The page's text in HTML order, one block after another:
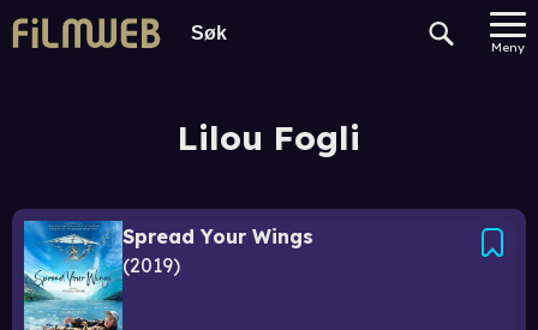
Meny
Lilou Fogli
Spread Your Wings
2019